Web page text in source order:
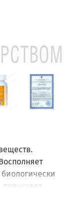
повышает